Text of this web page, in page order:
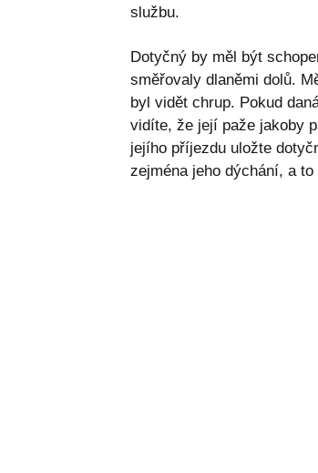
službu.
Dotyčný by měl být
směřovaly dlaněmi dolů.
byl vidět chrup. Pokud
vidíte, že její paže jakoby
jejího příjezdu uložte
zejména jeho dýchání, a